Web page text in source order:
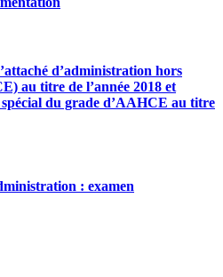
d’administration hors
au titre de l’année 2018 et
du grade d’AAHCE au titre
: examen